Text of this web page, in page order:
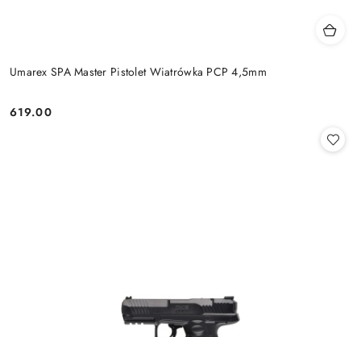
Umarex SPA Master Pistolet Wiatrówka PCP 4,5mm
Cena:
619.00